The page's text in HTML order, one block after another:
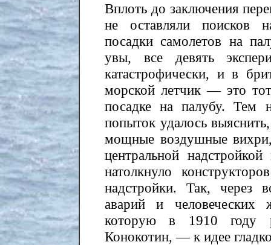
Вплоть до заключения
не оставляли поисков
посадки самолетов на
увы, все девять
катастрофически, и в
морской летчик — это
посадке на палубу. Тем
попыток удалось
мощные воздушные
центральной
натолкнуло
надстройки. Так, через
аварий и человеческих
которую в 1910 году
Конокотин, — к идее